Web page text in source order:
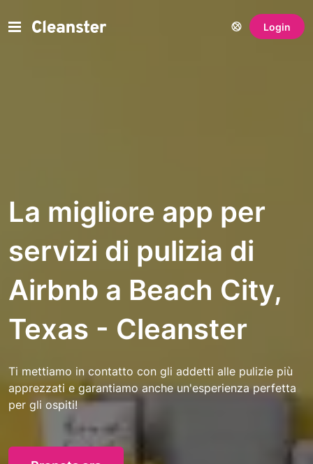
Login
La migliore app per
servizi di pulizia di
Airbnb a Beach City,
Texas - Cleanster
Ti mettiamo in contatto con gli addetti alle pulizie più
apprezzati e garantiamo anche un'esperienza perfetta
per gli ospiti!